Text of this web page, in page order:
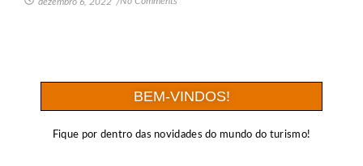
BEM-VINDOS!
Fique por dentro das novidades do mundo do turismo!